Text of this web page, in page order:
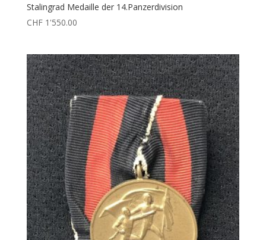
Stalingrad Medaille der 14.Panzerdivision
CHF1'550.00